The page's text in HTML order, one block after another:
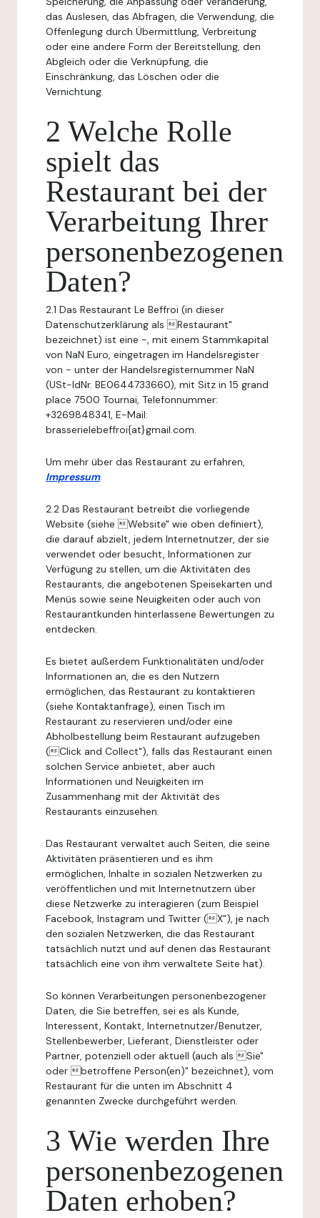
das Auslesen, das Abfragen, die Verwendung, die
Offenlegung durch Übermittlung, Verbreitung
oder eine andere Form der Bereitstellung, den
Abgleich oder die Verknüpfung, die
Einschränkung, das Löschen oder die
Vernichtung.
2 Welche Rolle
spielt das
Restaurant bei der
Verarbeitung Ihrer
personenbezogenen
Daten?
2.1 Das Restaurant Le Beffroi (in dieser
Datenschutzerklärung als Restaurant"
bezeichnet) ist eine -, mit einem Stammkapital
von NaN Euro, eingetragen im Handelsregister
von - unter der Handelsregisternummer NaN
(USt-IdNr. BE0644733660), mit Sitz in 15 grand
place 7500 Tournai, Telefonnummer:
+3269848341, E-Mail:
brasserielebeffroi{at}gmail.com.
Um mehr über das Restaurant zu erfahren,
Impressum.
2.2 Das Restaurant betreibt die vorliegende
Website (siehe Website" wie oben definiert),
die darauf abzielt, jedem Internetnutzer, der sie
verwendet oder besucht, Informationen zur
Verfügung zu stellen, um die Aktivitäten des
Restaurants, die angebotenen Speisekarten und
Menüs sowie seine Neuigkeiten oder auch von
Restaurantkunden hinterlassene Bewertungen zu
entdecken.
Es bietet außerdem Funktionalitäten und/oder
Informationen an, die es den Nutzern
ermöglichen, das Restaurant zu kontaktieren
(siehe Kontaktanfrage), einen Tisch im
Restaurant zu reservieren und/oder eine
Abholbestellung beim Restaurant aufzugeben
(Click and Collect"), falls das Restaurant einen
solchen Service anbietet, aber auch
Informationen und Neuigkeiten im
Zusammenhang mit der Aktivität des
Restaurants einzusehen.
Das Restaurant verwaltet auch Seiten, die seine
Aktivitäten präsentieren und es ihm
ermöglichen, Inhalte in sozialen Netzwerken zu
veröffentlichen und mit Internetnutzern über
diese Netzwerke zu interagieren (zum Beispiel
Facebook, Instagram und Twitter (X"), je nach
den sozialen Netzwerken, die das Restaurant
tatsächlich nutzt und auf denen das Restaurant
tatsächlich eine von ihm verwaltete Seite hat).
So können Verarbeitungen personenbezogener
Daten, die Sie betreffen, sei es als Kunde,
Interessent, Kontakt, Internetnutzer/Benutzer,
Stellenbewerber, Lieferant, Dienstleister oder
Partner, potenziell oder aktuell (auch als Sie"
oder betroffene Person(en)" bezeichnet), vom
Restaurant für die unten im Abschnitt 4
genannten Zwecke durchgeführt werden.
3 Wie werden Ihre
personenbezogenen
Daten erhoben?